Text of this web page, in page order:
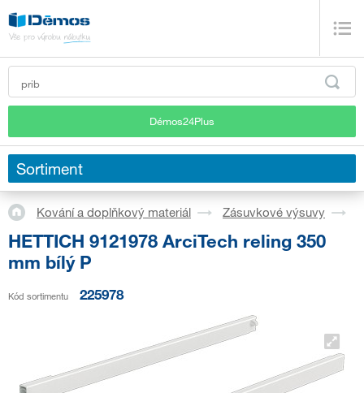
Démos24Plus
Sortiment
Kování a doplňkový materiál Zásuvkové výsuvy
HETTICH 9121978 ArciTech reling 350
mm bílý P
Kód sortimentu 225978